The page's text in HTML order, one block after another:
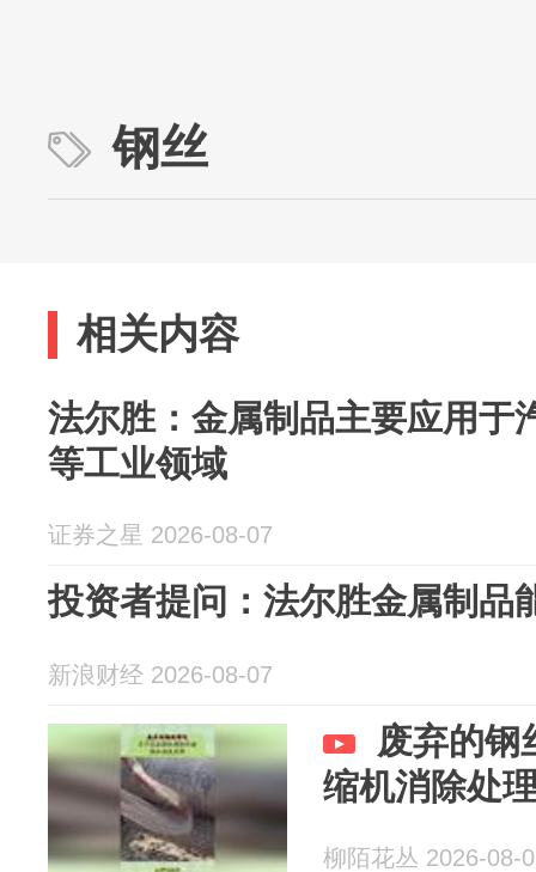
钢丝
相关内容
法尔胜：金属制品主要应用于
等工业领域
证券之星 2026-08-07
投资者提问：法尔胜金属制品
新浪财经 2026-08-07
废弃的钢
缩机消除处
柳陌花丛 2026-08-